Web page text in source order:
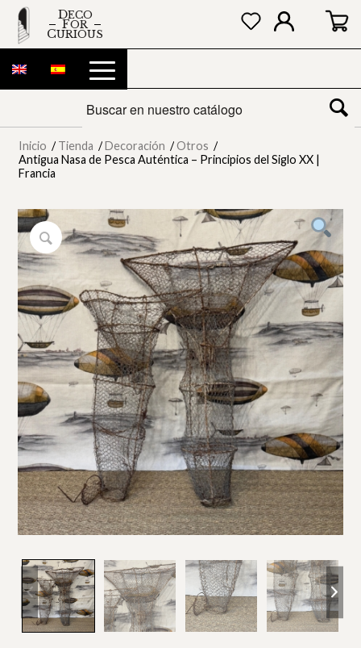
DECO
FOR
CURIOUS
Inicio / Tienda / Decoración / Otros /
Antigua Nasa de Pesca Auténtica – Principios del Siglo XX |
Francia